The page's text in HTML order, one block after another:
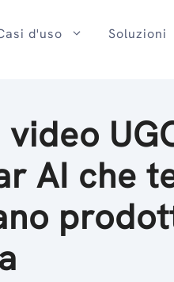
d'uso Soluzioni
AI che